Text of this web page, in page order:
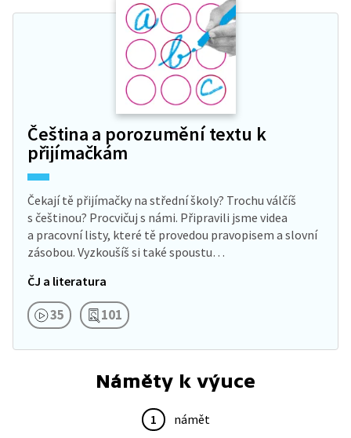
Čeština a porozumění textu k
přijímačkám
Čekají tě přijímačky na střední školy? Trochu válčíš
s češtinou? Procvičuj s námi. Připravili jsme videa
a pracovní listy, které tě provedou pravopisem a slovní
zásobou. Vyzkoušíš si také spoustu…
ČJ a literatura
35 101
Náměty k výuce
1 námět